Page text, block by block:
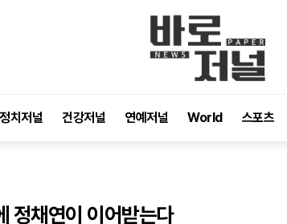
정치저널 건강저널 연예저널 World 스포츠
정채연이 이어받는다